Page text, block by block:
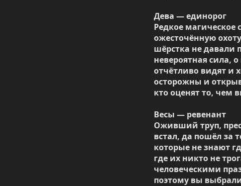
Дева — единорог
Редкое магическое
ожесточённую
шёрстка не давали
невероятная сила,
отчётливо видят и
осторожны и
кто оценят то, чем
Весы — ревенант
Оживший труп,
встал, да пошёл за
которые не знают
где их никто не
человеческими
поэтому вы